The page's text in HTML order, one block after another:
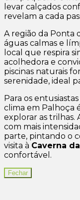
levar calçados
revelam a cada
A região da Ponta
águas calmas e
local que respira
acolhedora e
piscinas naturais
serenidade, ideal
Para os
clima em Palhoça
explorar as trilhas.
com mais
parte, pintando o
visita à Caverna
confortável.
Fechar